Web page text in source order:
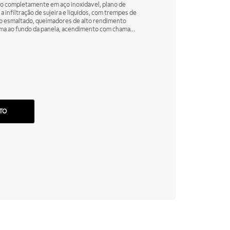
em aço inoxidavel, plano de
infiltração de sujeira e liquidos, com trempes de
esmaltado, queimadores de alto rendimento
ao fundo da panela, acendimento com chama
evitar vazamentos e pés ajustaveis em aço inox.